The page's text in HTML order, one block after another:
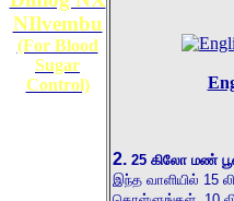
NIlvembu
(For Blood
Sugar
Control)
2. 25 கிலோ மண்
இந்த வாளியில் 15